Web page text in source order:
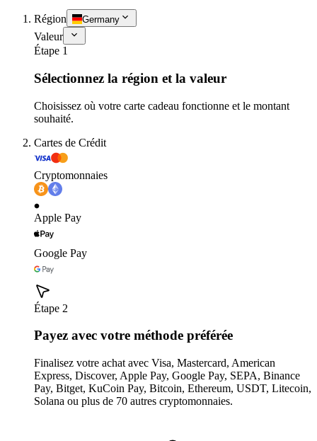
Région Germany
Valeur
Étape 1
Sélectionnez la région et la valeur
Choisissez où votre carte cadeau fonctionne et le montant
souhaité.
Cartes de Crédit
Cryptomonnaies
Apple Pay
Google Pay
Étape 2
Payez avec votre méthode préférée
Finalisez votre achat avec Visa, Mastercard, American
Express, Discover, Apple Pay, Google Pay, SEPA, Binance
Pay, Bitget, KuCoin Pay, Bitcoin, Ethereum, USDT, Litecoin,
Solana ou plus de 70 autres cryptomonnaies.